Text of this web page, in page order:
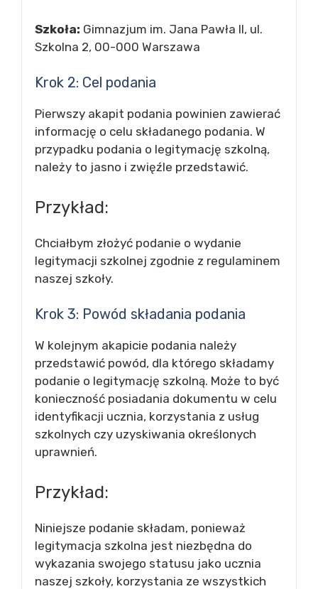
Szkoła: Gimnazjum im. Jana Pawła II, ul.
Szkolna 2, 00-000 Warszawa
Krok 2: Cel podania
Pierwszy akapit podania powinien zawierać
informację o celu składanego podania. W
przypadku podania o legitymację szkolną,
należy to jasno i zwięźle przedstawić.
Przykład:
Chciałbym złożyć podanie o wydanie
legitymacji szkolnej zgodnie z regulaminem
naszej szkoły.
Krok 3: Powód składania podania
W kolejnym akapicie podania należy
przedstawić powód, dla którego składamy
podanie o legitymację szkolną. Może to być
konieczność posiadania dokumentu w celu
identyfikacji ucznia, korzystania z usług
szkolnych czy uzyskiwania określonych
uprawnień.
Przykład:
Niniejsze podanie składam, ponieważ
legitymacja szkolna jest niezbędna do
wykazania swojego statusu jako ucznia
naszej szkoły, korzystania ze wszystkich